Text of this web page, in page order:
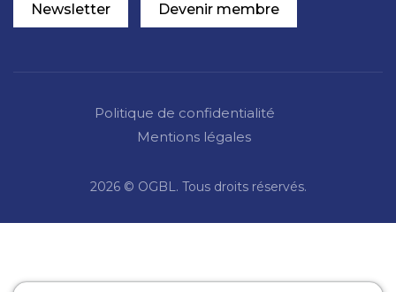
Newsletter Devenir membre
Politique de confidentialité
Mentions légales
2026 © OGBL. Tous droits réservés.